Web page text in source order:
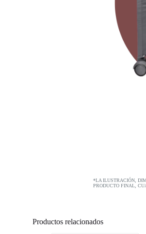
*LA ILUSTRACIÓN,
PRODUCTO FINAL,
Productos relacionados